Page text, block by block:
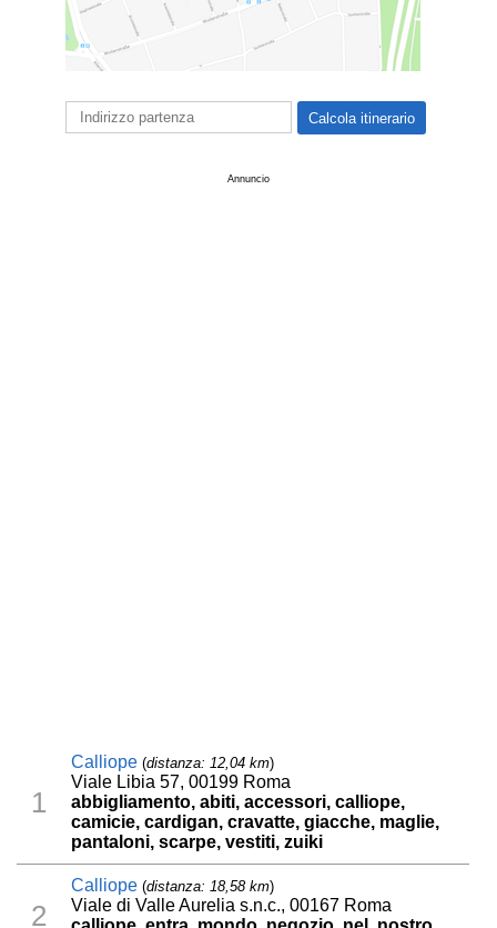
Annuncio
1
Calliope (distanza: 12,04 km)
Viale Libia 57, 00199 Roma
abbigliamento, abiti, accessori, calliope,
camicie, cardigan, cravatte, giacche, maglie,
pantaloni, scarpe, vestiti, zuiki
2
Calliope (distanza: 18,58 km)
Viale di Valle Aurelia s.n.c., 00167 Roma